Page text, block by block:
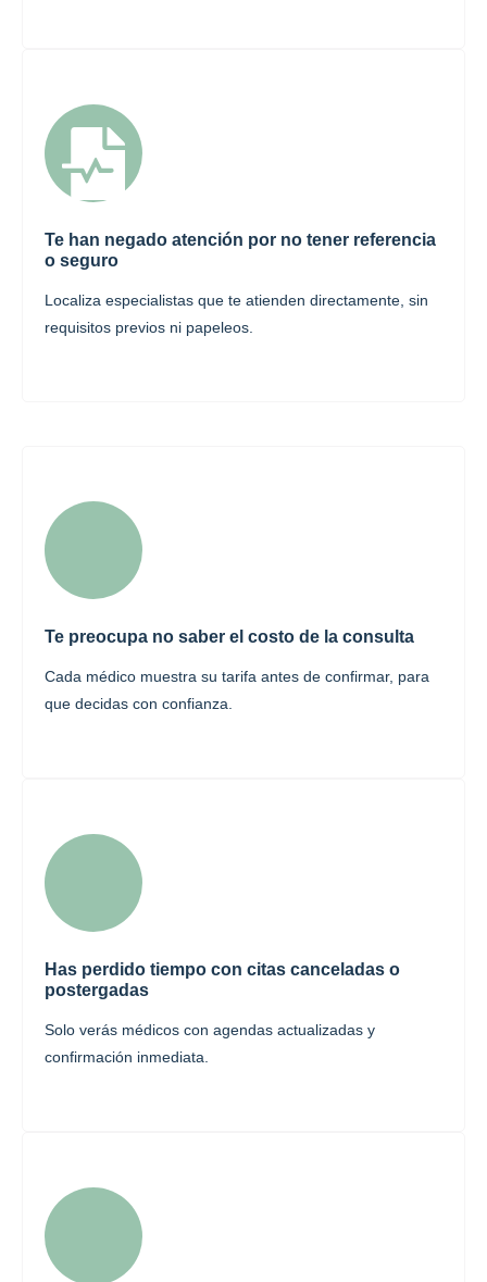
Te han negado atención por no tener referencia
o seguro
Localiza especialistas que te atienden directamente, sin
requisitos previos ni papeleos.
Te preocupa no saber el costo de la consulta
Cada médico muestra su tarifa antes de confirmar, para
que decidas con confianza.
Has perdido tiempo con citas canceladas o
postergadas
Solo verás médicos con agendas actualizadas y
confirmación inmediata.